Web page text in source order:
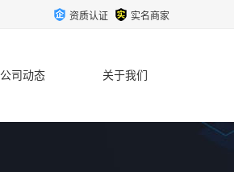
资质认证 实名商家
公司动态 关于我们